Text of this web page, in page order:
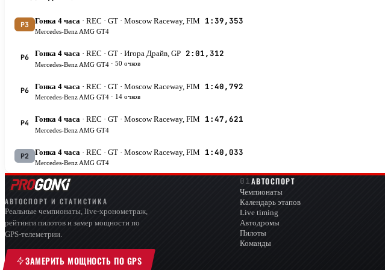
P3 Гонка 4 часа · REC · GT · Moscow Raceway, FIM 1:39,353
Mercedes-Benz AMG GT4
P6 Гонка 4 часа · REC · GT · Игора Драйв, GP 2:01,312
Mercedes-Benz AMG GT4 · 50 очков
P6 Гонка 4 часа · REC · GT · Moscow Raceway, FIM 1:40,792
Mercedes-Benz AMG GT4 · 14 очков
P4 Гонка 4 часа · REC · GT · Moscow Raceway, FIM 1:47,621
Mercedes-Benz AMG GT4
P2 Гонка 4 часа · REC · GT · Moscow Raceway, FIM 1:40,033
Mercedes-Benz AMG GT4
АВТОСПОРТ И СТАТИСТИКА
Реальные чемпионаты, live-хронометраж,
рейтинги пилотов и замер мощности по
GPS-телеметрии.
ЗАМЕРИТЬ МОЩНОСТЬ ПО GPS
АВТОСПОРТ
Чемпионаты
Календарь этапов
Live timing
Автодромы
Пилоты
Команды